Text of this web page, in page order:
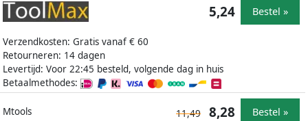
Verzendkosten: Gratis vanaf € 60
Retourneren: 14 dagen
Levertijd: Voor 22:45 besteld, volgende dag in huis
Betaalmethodes:
5,24 Bestel »
Mtools 11,49 8,28 Bestel »